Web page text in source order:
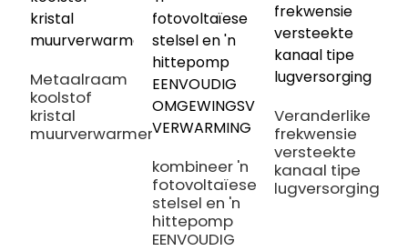
Metaalraam
koolstof
kristal
muurverwarmer
kombineer 'n
fotovoltaïese
stelsel en 'n
hittepomp
EENVOUDIG
Veranderlike
frekwensie
versteekte
kanaal tipe
lugversorging